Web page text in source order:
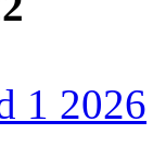
1 2026